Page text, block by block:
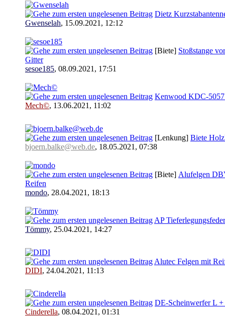
Dietz
Gwenselah, 15.09.2021, 12:12
[Biete] Stoßstange
Gitter
sesoe185, 08.09.2021, 17:51
Kenwood KDC-
Mech©, 13.06.2021, 11:02
[Lenkung] Biete
bjoern.balke@web.de, 18.05.2021, 07:38
[Biete] Alufelgen
Reifen
mondo, 28.04.2021, 18:13
AP
Tömmy, 25.04.2021, 14:27
Alutec Felgen mit
DIDI, 24.04.2021, 11:13
DE-Scheinwerfer L
Cinderella, 08.04.2021, 01:31